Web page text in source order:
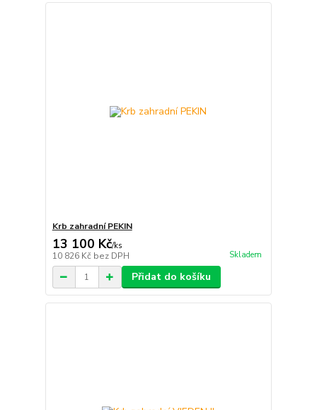
Krb zahradní PEKIN
13 100 Kč/ks
10 826 Kč bez DPH Skladem
Přidat do košíku